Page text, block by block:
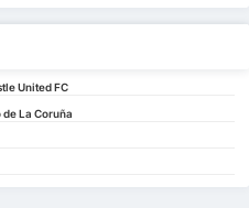
United FC
La Coruña